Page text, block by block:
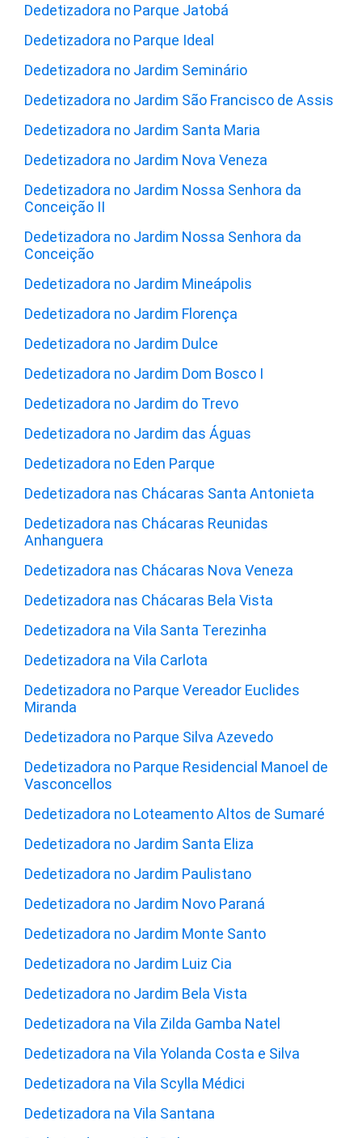
Dedetizadora no Parque Jatobá
Dedetizadora no Parque Ideal
Dedetizadora no Jardim Seminário
Dedetizadora no Jardim São Francisco de Assis
Dedetizadora no Jardim Santa Maria
Dedetizadora no Jardim Nova Veneza
Dedetizadora no Jardim Nossa Senhora da
Conceição II
Dedetizadora no Jardim Nossa Senhora da
Conceição
Dedetizadora no Jardim Mineápolis
Dedetizadora no Jardim Florença
Dedetizadora no Jardim Dulce
Dedetizadora no Jardim Dom Bosco I
Dedetizadora no Jardim do Trevo
Dedetizadora no Jardim das Águas
Dedetizadora no Eden Parque
Dedetizadora nas Chácaras Santa Antonieta
Dedetizadora nas Chácaras Reunidas
Anhanguera
Dedetizadora nas Chácaras Nova Veneza
Dedetizadora nas Chácaras Bela Vista
Dedetizadora na Vila Santa Terezinha
Dedetizadora na Vila Carlota
Dedetizadora no Parque Vereador Euclides
Miranda
Dedetizadora no Parque Silva Azevedo
Dedetizadora no Parque Residencial Manoel de
Vasconcellos
Dedetizadora no Loteamento Altos de Sumaré
Dedetizadora no Jardim Santa Eliza
Dedetizadora no Jardim Paulistano
Dedetizadora no Jardim Novo Paraná
Dedetizadora no Jardim Monte Santo
Dedetizadora no Jardim Luiz Cia
Dedetizadora no Jardim Bela Vista
Dedetizadora na Vila Zilda Gamba Natel
Dedetizadora na Vila Yolanda Costa e Silva
Dedetizadora na Vila Scylla Médici
Dedetizadora na Vila Santana